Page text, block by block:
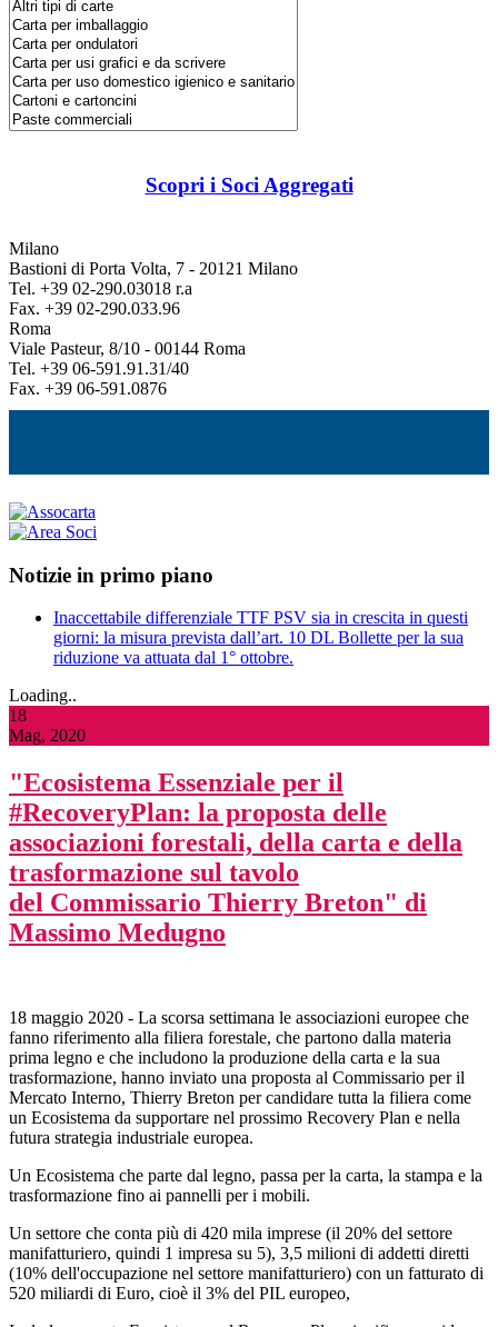
Scopri i Soci Aggregati
Milano
Bastioni di Porta Volta, 7 - 20121 Milano
Tel. +39 02-290.03018 r.a
Fax. +39 02-290.033.96
Roma
Viale Pasteur, 8/10 - 00144 Roma
Tel. +39 06-591.91.31/40
Fax. +39 06-591.0876
Notizie in primo piano
Inaccettabile differenziale TTF PSV sia in crescita in questi
giorni: la misura prevista dall’art. 10 DL Bollette per la sua
riduzione va attuata dal 1° ottobre.
Loading..
18
Mag, 2020
"Ecosistema Essenziale per il
#RecoveryPlan: la proposta delle
associazioni forestali, della carta e della
trasformazione sul tavolo
del Commissario Thierry Breton" di
Massimo Medugno
18 maggio 2020 - La scorsa settimana le associazioni europee che
fanno riferimento alla filiera forestale, che partono dalla materia
prima legno e che includono la produzione della carta e la sua
trasformazione, hanno inviato una proposta al Commissario per il
Mercato Interno, Thierry Breton per candidare tutta la filiera come
un Ecosistema da supportare nel prossimo Recovery Plan e nella
futura strategia industriale europea.
Un Ecosistema che parte dal legno, passa per la carta, la stampa e la
trasformazione fino ai pannelli per i mobili.
Un settore che conta più di 420 mila imprese (il 20% del settore
manifatturiero, quindi 1 impresa su 5), 3,5 milioni di addetti diretti
(10% dell'occupazione nel settore manifatturiero) con un fatturato di
520 miliardi di Euro, cioè il 3% del PIL europeo,